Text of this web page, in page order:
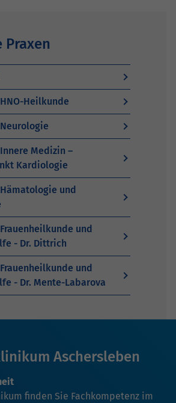
Praxen
Heilkunde
Medizin –
Kardiologie
und
und
- Dr. Dittrich
und
- Dr. Mente-Labarova
Aschersleben
finden Sie Fachkompetenz im